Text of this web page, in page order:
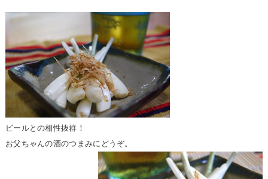
ビールとの相性抜群！
お父ちゃんの酒のつまみにどうぞ。